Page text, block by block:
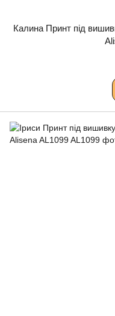
Калина Принт під